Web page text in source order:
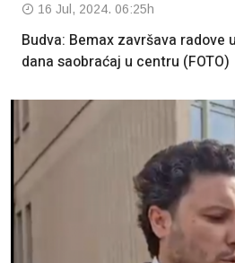
16 Jul, 2024. 06:25h
Budva: Bemax završava radove
dana saobraćaj u centru (FOTO)